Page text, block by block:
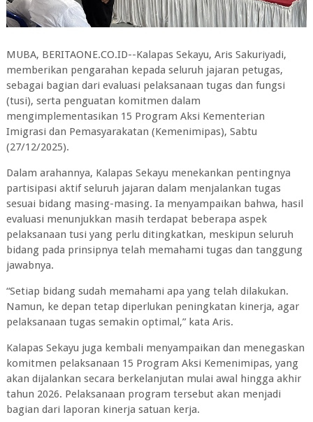
MUBA, BERITAONE.CO.ID--Kalapas Sekayu, Aris Sakuriyadi,
memberikan pengarahan kepada seluruh jajaran petugas,
sebagai bagian dari evaluasi pelaksanaan tugas dan fungsi
(tusi), serta penguatan komitmen dalam
mengimplementasikan 15 Program Aksi Kementerian
Imigrasi dan Pemasyarakatan (Kemenimipas), Sabtu
(27/12/2025).
Dalam arahannya, Kalapas Sekayu menekankan pentingnya
partisipasi aktif seluruh jajaran dalam menjalankan tugas
sesuai bidang masing-masing. Ia menyampaikan bahwa, hasil
evaluasi menunjukkan masih terdapat beberapa aspek
pelaksanaan tusi yang perlu ditingkatkan, meskipun seluruh
bidang pada prinsipnya telah memahami tugas dan tanggung
jawabnya.
“Setiap bidang sudah memahami apa yang telah dilakukan.
Namun, ke depan tetap diperlukan peningkatan kinerja, agar
pelaksanaan tugas semakin optimal,” kata Aris.
Kalapas Sekayu juga kembali menyampaikan dan menegaskan
komitmen pelaksanaan 15 Program Aksi Kemenimipas, yang
akan dijalankan secara berkelanjutan mulai awal hingga akhir
tahun 2026. Pelaksanaan program tersebut akan menjadi
bagian dari laporan kinerja satuan kerja.